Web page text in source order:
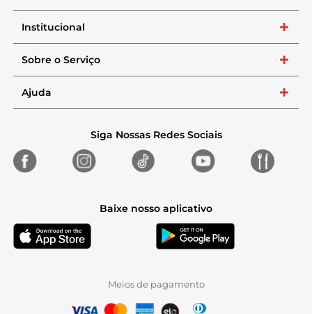
Institucional +
Sobre o Serviço +
Ajuda +
Siga Nossas Redes Sociais
Baixe nosso aplicativo
Meios de pagamento